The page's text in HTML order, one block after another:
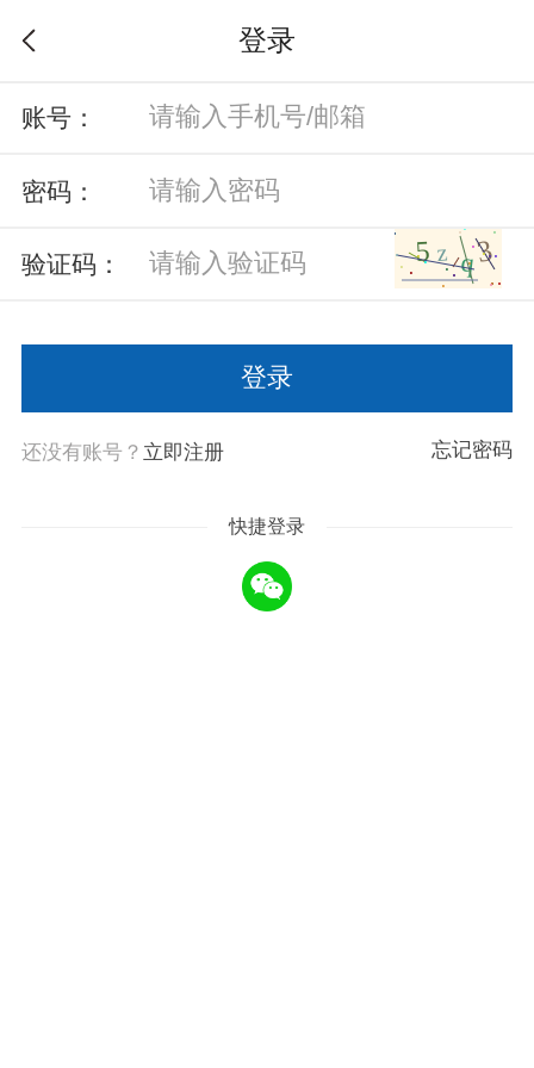
登录
账号：
密码：
验证码：
还没有账号？ 立即注册 忘记密码
快捷登录